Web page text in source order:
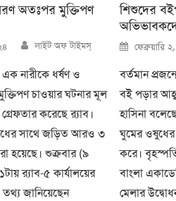
অতঃপর মুক্তিপণ
Author
লাইট অফ টাইমস্
এক নারীকে ধর্ষণ ও
চাওয়ার ঘটনার মূল
করেছে র‍্যাব।
সাথে জড়িত আরও ৩
হয়েছে। শুক্রবার (৯
র‍্যাব-৫ কার্যালয়ের
জানিয়েছেন
শিশুদের
Posted
on
ফেব্রুয়ারি
বর্তমান
বই পড়ার
হাসিনা
ঘুমের
করে।
বাংলা
মেলার